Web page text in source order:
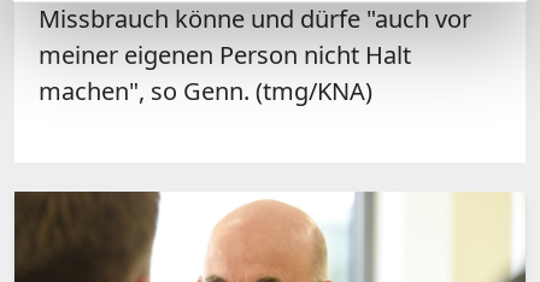
Missbrauch könne und dürfe "auch vor
meiner eigenen Person nicht Halt
machen", so Genn. (tmg/KNA)